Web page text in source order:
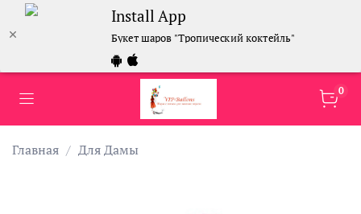
Install App
Букет шаров "Тропический коктейль"
0
Главная Для Дамы